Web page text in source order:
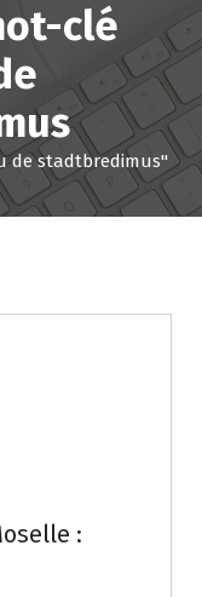
clé
de stadtbredimus"
: